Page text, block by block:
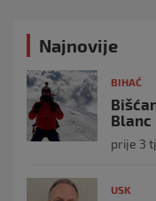
Najnovije
BIHAĆ
Blanc
prije 3
USK